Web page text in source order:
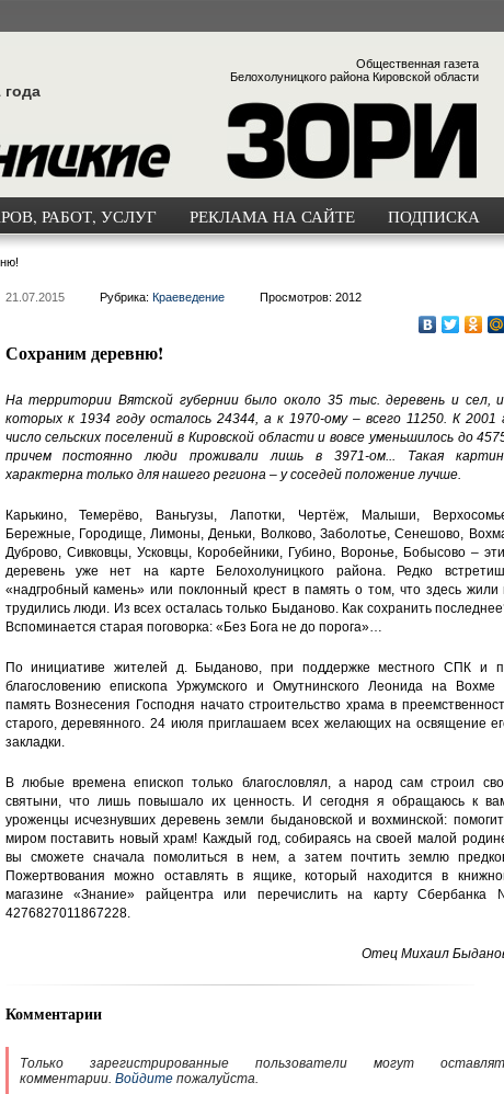
года
Общественная газета
Белохолуницкого района Кировской области
РАБОТ, УСЛУГ РЕКЛАМА НА САЙТЕ ПОДПИСКА
21.07.2015 Рубрика: Краеведение Просмотров: 2012
Сохраним деревню!
На территории Вятской губернии было около 35 тыс. деревень и сел,
которых к 1934 году осталось 24344, а к 1970-ому – всего 11250. К 2001
число сельских поселений в Кировской области и вовсе уменьшилось до
причем постоянно люди проживали лишь в 3971-ом... Такая
характерна только для нашего региона – у соседей положение лучше.
Карькино, Темерёво, Ваньгузы, Лапотки, Чертёж, Малыши,
Бережные, Городище, Лимоны, Деньки, Волково, Заболотье, Сенешово,
Дуброво, Сивковцы, Усковцы, Коробейники, Губино, Воронье, Бобысово –
деревень уже нет на карте Белохолуницкого района. Редко
«надгробный камень» или поклонный крест в память о том, что здесь жили
трудились люди. Из всех осталась только Быданово. Как сохранить
Вспоминается старая поговорка: «Без Бога не до порога»…
По инициативе жителей д. Быданово, при поддержке местного СПК и
благословению епископа Уржумского и Омутнинского Леонида на Вохме
память Вознесения Господня начато строительство храма в
старого, деревянного. 24 июля приглашаем всех желающих на освящение
закладки.
В любые времена епископ только благословлял, а народ сам строил
святыни, что лишь повышало их ценность. И сегодня я обращаюсь к
уроженцы исчезнувших деревень земли быдановской и вохминской:
миром поставить новый храм! Каждый год, собираясь на своей малой
вы сможете сначала помолиться в нем, а затем почтить землю
Пожертвования можно оставлять в ящике, который находится в
магазине «Знание» райцентра или перечислить на карту Сбербанка
4276827011867228.
Отец Михаил
Комментарии
Только зарегистрированные пользователи могут
комментарии. Войдитепожалуйста.